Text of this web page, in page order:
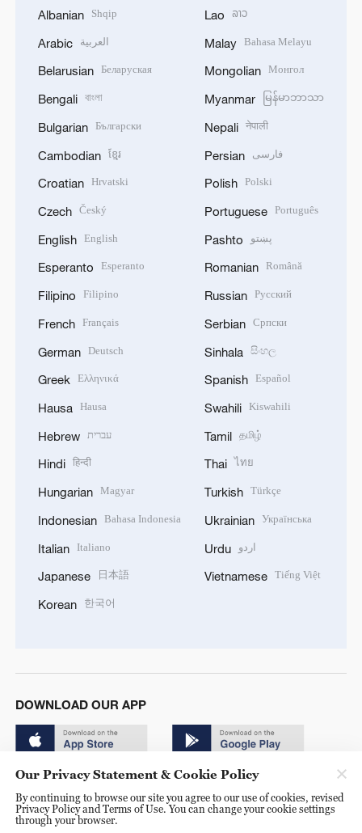
Albanian Shqip
Arabic العربية
Belarusian Беларуская
Bengali বাংলা
Bulgarian Български
Cambodian ខ្មែរ
Croatian Hrvatski
Czech Český
English English
Esperanto Esperanto
Filipino Filipino
French Français
German Deutsch
Greek Ελληνικά
Hausa Hausa
Hebrew עברית
Hindi हिन्दी
Hungarian Magyar
Indonesian Bahasa Indonesia
Italian Italiano
Japanese 日本語
Korean 한국어
Lao ລາວ
Malay Bahasa Melayu
Mongolian Монгол
Myanmar မြန်မာဘာသာ
Nepali नेपाली
Persian فارسی
Polish Polski
Portuguese Português
Pashto پښتو
Romanian Română
Russian Русский
Serbian Српски
Sinhala සිංහල
Spanish Español
Swahili Kiswahili
Tamil தமிழ்
Thai ไทย
Turkish Türkçe
Ukrainian Українська
Urdu اردو
Vietnamese Tiếng Việt
DOWNLOAD OUR APP
© China Radio International.CRI. All Rights Reserved. 16A
Our Privacy Statement & Cookie Policy
By continuing to browse our site you agree to our use of cookies, revised
Privacy Policy and Terms of Use. You can change your cookie settings
through your browser.